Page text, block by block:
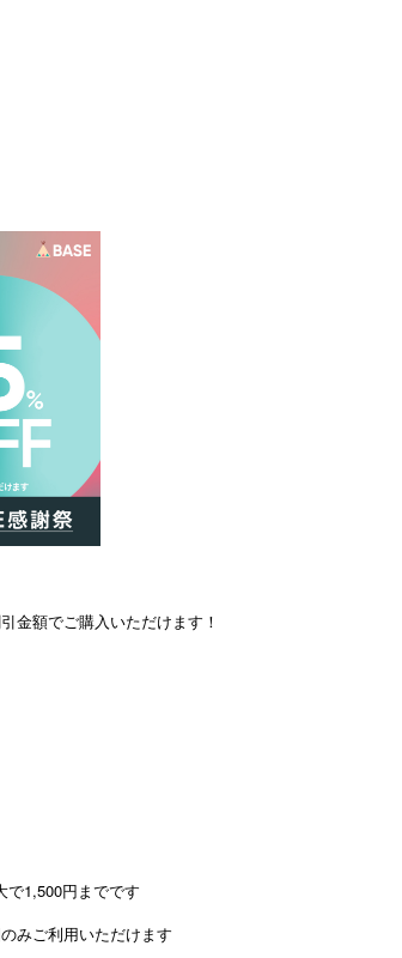
金額でご購入いただけます！
で1,500円までです
みご利用いただけます